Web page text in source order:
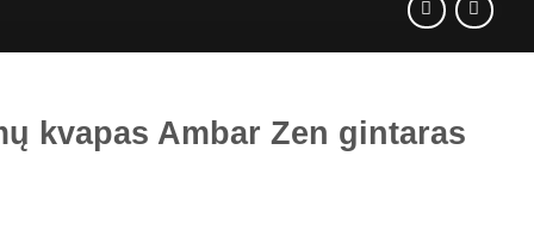
kvapas Ambar Zen gintaras